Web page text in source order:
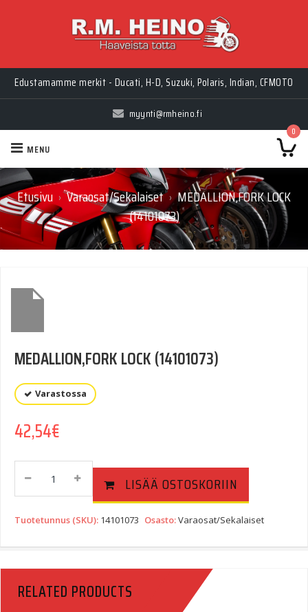
Edustamamme merkit - Ducati, H-D, Suzuki, Polaris, Indian, CFMOTO
myynti@rmheino.fi
0
MENU
Etusivu › Varaosat/Sekalaiset › MEDALLION,FORK LOCK
(14101073)
MEDALLION,FORK LOCK (14101073)
Varastossa
42,54€
MEDALLION,FORK
Quantity
LISÄÄ OSTOSKORIIN
Tuotetunnus (SKU): 14101073 Osasto:Varaosat/Sekalaiset
RELATED PRODUCTS